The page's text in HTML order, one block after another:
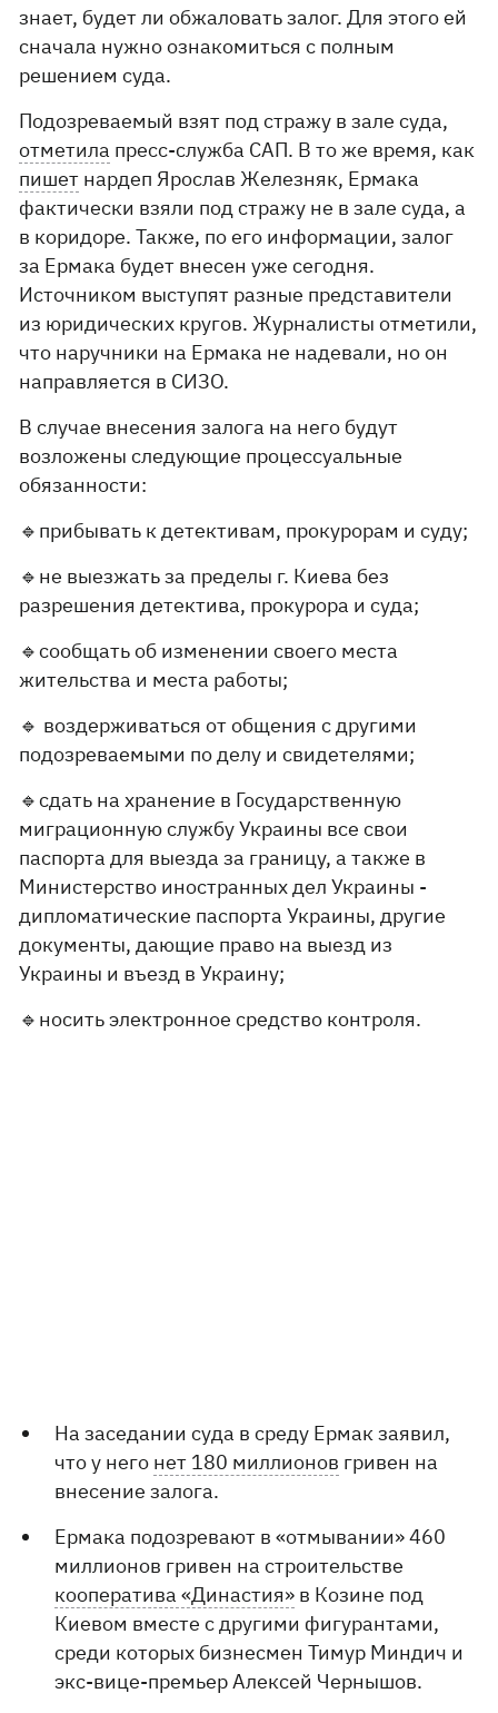
знает, будет ли обжаловать залог. Для этого ей
сначала нужно ознакомиться с полным
решением суда.
Подозреваемый взят под стражу в зале суда,
отметила пресс-служба САП. В то же время, как
пишет нардеп Ярослав Железняк, Ермака
фактически взяли под стражу не в зале суда, а
в коридоре. Также, по его информации, залог
за Ермака будет внесен уже сегодня.
Источником выступят разные представители
из юридических кругов. Журналисты отметили,
что наручники на Ермака не надевали, но он
направляется в СИЗО.
В случае внесения залога на него будут
возложены следующие процессуальные
обязанности:
🔹прибывать к детективам, прокурорам и суду;
🔹не выезжать за пределы г. Киева без
разрешения детектива, прокурора и суда;
🔹сообщать об изменении своего места
жительства и места работы;
🔹 воздерживаться от общения с другими
подозреваемыми по делу и свидетелями;
🔹сдать на хранение в Государственную
миграционную службу Украины все свои
паспорта для выезда за границу, а также в
Министерство иностранных дел Украины -
дипломатические паспорта Украины, другие
документы, дающие право на выезд из
Украины и въезд в Украину;
🔹носить электронное средство контроля.
На заседании суда в среду Ермак заявил,
что у него нет 180 миллионов гривен на
внесение залога.
Ермака подозревают в «отмывании» 460
миллионов гривен на строительстве
кооператива «Династия» в Козине под
Киевом вместе с другими фигурантами,
среди которых бизнесмен Тимур Миндич и
экс-вице-премьер Алексей Чернышов.